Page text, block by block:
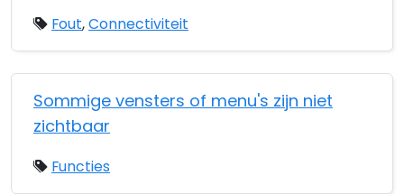
Fout,Connectiviteit
Sommige vensters of menu's zijn niet
zichtbaar
Functies